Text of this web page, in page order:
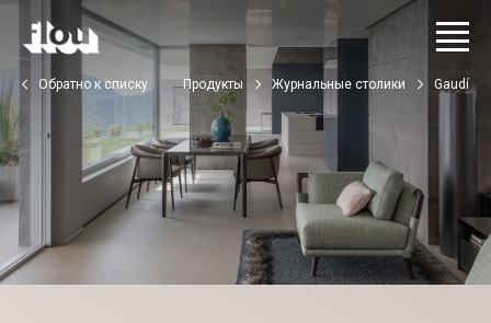
Обратно к списку Продукты Журнальные столики Gaudí